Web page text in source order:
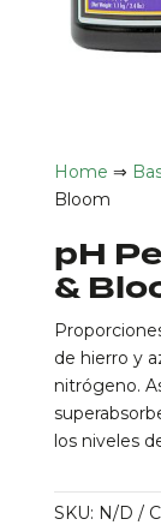
Home ⇒
Bloom
pH
&
de hierro y
nitrógeno.
los niveles
SKU: N/D